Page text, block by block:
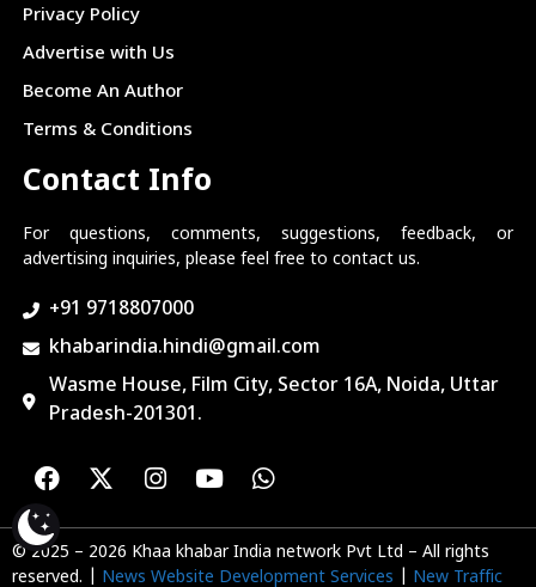
Privacy Policy
Advertise with Us
Become An Author
Terms & Conditions
Contact Info
For questions, comments, suggestions, feedback, or
advertising inquiries, please feel free to contact us.
+91 9718807000
khabarindia.hindi@gmail.com
Wasme House, Film City, Sector 16A, Noida, Uttar
Pradesh-201301.
© 2025 – 2026 Khaa khabar India network Pvt Ltd – All rights
reserved. | News Website Development Services New Traffic